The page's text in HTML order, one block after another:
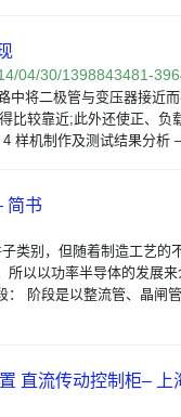
04/30/1398843481-
中将二极管与变压器接近
比较靠近;此外还使正、负
样机制作及测试结果分析 –
简书
类别，但随着制造工艺的
所以以功率半导体的发展来
： 阶段是以整流管、晶闸
直流传动控制柜– 上